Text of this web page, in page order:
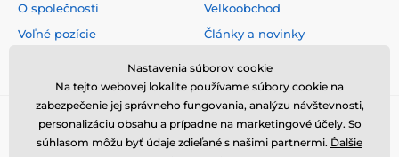
O společnosti
Voľné pozície
Velkoobchod
Články a novinky
Nastavenia súborov cookie
Na tejto webovej lokalite používame súbory cookie na
zabezpečenie jej správneho fungovania, analýzu návštevnosti,
personalizáciu obsahu a prípadne na marketingové účely. So
súhlasom môžu byť údaje zdieľané s našimi partnermi. Ďalšie